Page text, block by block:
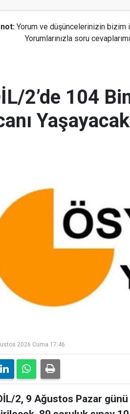
Yorum ve düşüncelerinizin
Yorumlarınızla soru
2’de 104
2026 Cuma 17:46
2, 9 Ağustos Pazar günü